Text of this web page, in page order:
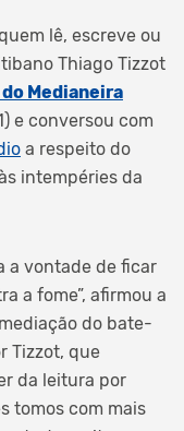
lê, escreve ou
Thiago Tizzot
Medianeira
e conversou com
a respeito do
intempéries da
a vontade de ficar
a fome”, afirmou a
do bate-
Tizzot, que
da leitura por
tomos com mais